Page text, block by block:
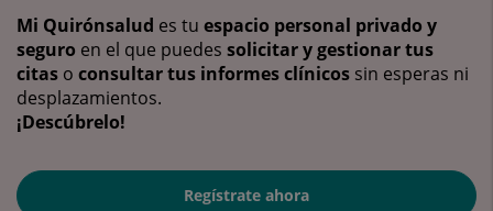
Mi Quirónsalud es tu espacio personal privado y
seguro en el que puedes solicitar y gestionar tus
citas o consultar tus informes clínicos sin esperas ni
desplazamientos.
¡Descúbrelo!
Regístrate ahora